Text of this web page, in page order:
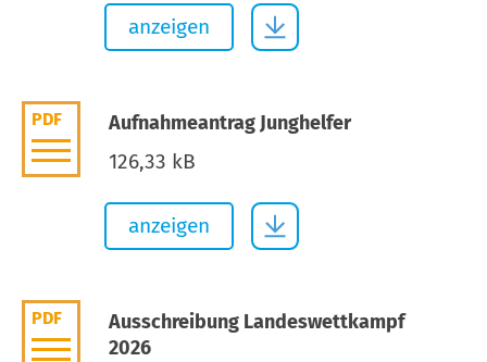
anzeigen
PDF Aufnahmeantrag Junghelfer
126,33 kB
anzeigen
PDF
Ausschreibung Landeswettkampf
2026